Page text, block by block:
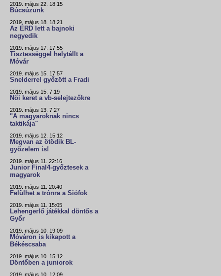
2019. május 22. 18:15
Búcsúzunk
2019. május 18. 18:21
Az ÉRD lett a bajnoki
negyedik
2019. május 17. 17:55
Tisztességgel helytállt a
Móvár
2019. május 15. 17:57
Snelderrel győzött a Fradi
2019. május 15. 7:19
Női keret a vb-selejtezőkre
2019. május 13. 7:27
"A magyaroknak nincs
taktikája"
2019. május 12. 15:12
Megvan az ötödik BL-
győzelem is!
2019. május 11. 22:16
Junior Final4-győztesek a
magyarok
2019. május 11. 20:40
Felülhet a trónra a Siófok
2019. május 11. 15:05
Lehengerlő játékkal döntős a
Győr
2019. május 10. 19:09
Móváron is kikapott a
Békéscsaba
2019. május 10. 15:12
Döntőben a juniorok
2019. május 10. 12:09